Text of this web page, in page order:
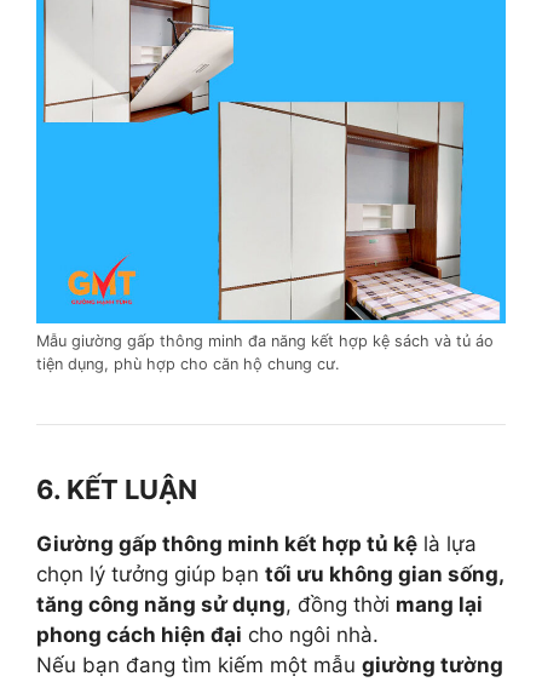
Mẫu giường gấp thông minh đa năng kết hợp kệ sách và tủ áo
tiện dụng, phù hợp cho căn hộ chung cư.
6. KẾT LUẬN
Giường gấp thông minh kết hợp tủ kệ là lựa
chọn lý tưởng giúp bạn tối ưu không gian sống,
tăng công năng sử dụng, đồng thời mang lại
phong cách hiện đại cho ngôi nhà.
Nếu bạn đang tìm kiếm một mẫu giường tường